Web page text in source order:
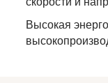
Высокая